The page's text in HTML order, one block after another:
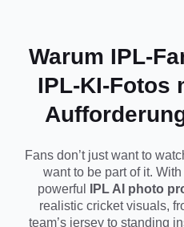
erzielen Sie sofort
Warum IPL-
IPL-KI-Fotos
Fans don’t just want to
want to be part of it.
powerful
IPL AI photo
realistic cricket visuals,
team’s jersey to standing